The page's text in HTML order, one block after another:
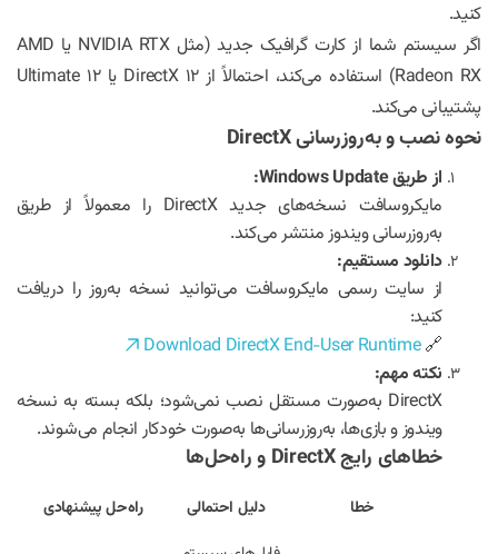
کنید.
اگر سیستم شما از کارت گرافیک جدید (مثل NVIDIA RTX یا AMD
Radeon RX) استفاده می‌کند، احتمالاً از DirectX 12 یا 12 Ultimate
پشتیبانی می‌کند.
نحوه نصب و به‌روزرسانی DirectX
از طریق Windows Update:
مایکروسافت نسخه‌های جدید DirectX را معمولاً از طریق
به‌روزرسانی ویندوز منتشر می‌کند.
دانلود مستقیم:
از سایت رسمی مایکروسافت می‌توانید نسخه به‌روز را دریافت
کنید:
🔗
Download DirectX End-User Runtime
نکته مهم:
DirectX به‌صورت مستقل نصب نمی‌شود؛ بلکه بسته به نسخه
ویندوز و بازی‌ها، به‌روزرسانی‌ها به‌صورت خودکار انجام می‌شوند.
خطاهای رایج DirectX و راه‌حل‌ها
خطا دلیل احتمالی راه‌حل پیشنهادی